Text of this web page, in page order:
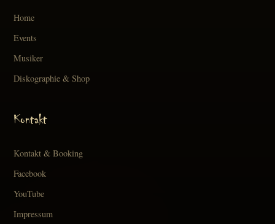
Home
Events
Musiker
Diskographie & Shop
Kontakt
Kontakt & Booking
Facebook
YouTube
Impressum